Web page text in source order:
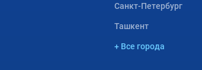
Санкт-Петербург
Ташкент
+ Все города